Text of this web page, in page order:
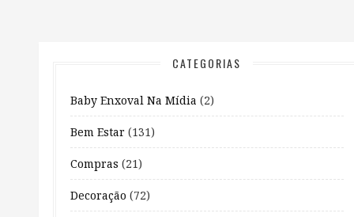
CATEGORIAS
Baby Enxoval Na Mídia (2)
Bem Estar (131)
Compras (21)
Decoração (72)